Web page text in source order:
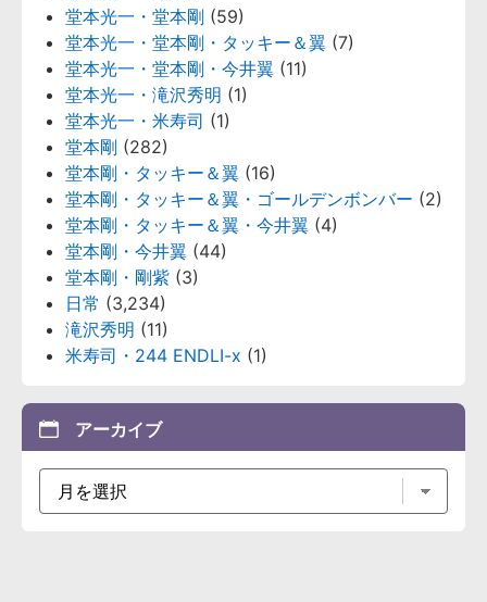
堂本光一・堂本剛 (59)
堂本光一・堂本剛・タッキー＆翼 (7)
堂本光一・堂本剛・今井翼 (11)
堂本光一・滝沢秀明 (1)
堂本光一・米寿司 (1)
堂本剛 (282)
堂本剛・タッキー＆翼 (16)
堂本剛・タッキー＆翼・ゴールデンボンバー (2)
堂本剛・タッキー＆翼・今井翼 (4)
堂本剛・今井翼 (44)
堂本剛・剛紫 (3)
日常 (3,234)
滝沢秀明 (11)
米寿司・244 ENDLI-x (1)
アーカイブ